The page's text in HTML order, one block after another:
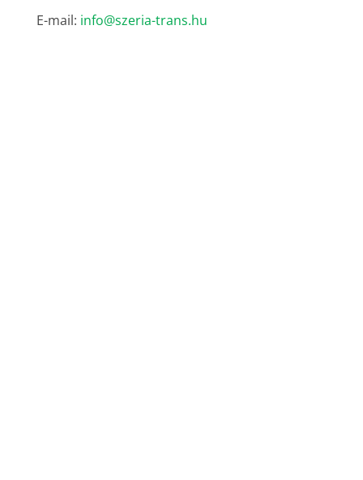
E-mail: info@szeria-trans.hu